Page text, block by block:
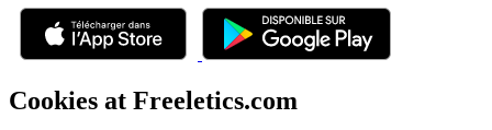
Cookies at Freeletics.com